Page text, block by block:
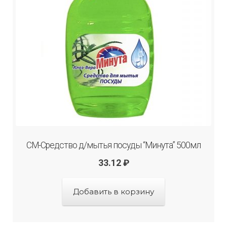
СМ-Средство д/мытья посуды “Минута” 500мл
33.12 ₽
Добавить в корзину